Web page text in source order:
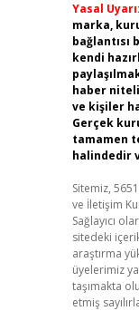
Yasal Uyarı:
marka,
bağlantısı
kendi
haber
ve kişiler
Gerçek
tamamen
halindedir
Sitemiz,
ve İletişim
Sağlayıcı
sitedeki
araştırma
üyelerimiz
taşımakta
etmiş